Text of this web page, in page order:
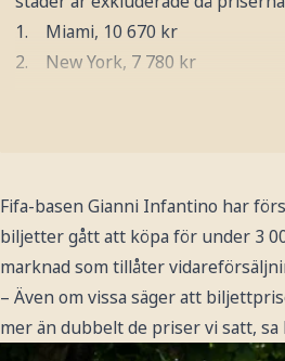
1. Miami, 10 670 kr
2. New York, 7 780 kr
Fifa-basen Gianni Infantino har
biljetter gått att köpa för under 3
marknad som tillåter
– Även om vissa säger att
mer än dubbelt de priser vi satt, sa